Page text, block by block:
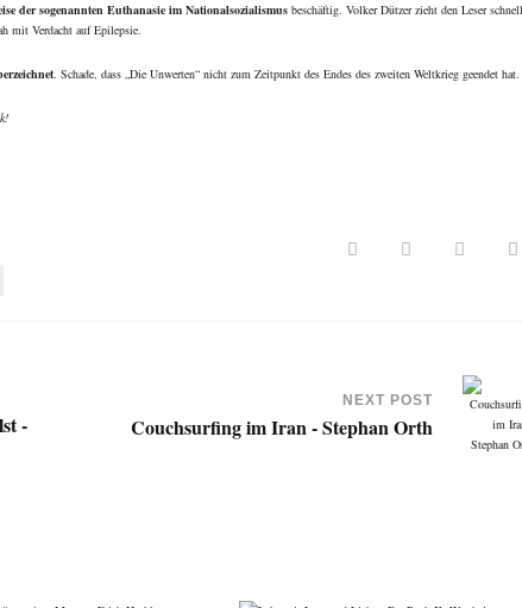
der sogenannten Euthanasie im Nationalsozialismus beschäftig. Volker Dützer zieht den Leser schnell
mit Verdacht auf Epilepsie.
. Schade, dass „Die Unwerten“ nicht zum Zeitpunkt des Endes des zweiten Weltkrieg geendet hat.
-
NEXT POST
Couchsurfing im Iran - Stephan Orth